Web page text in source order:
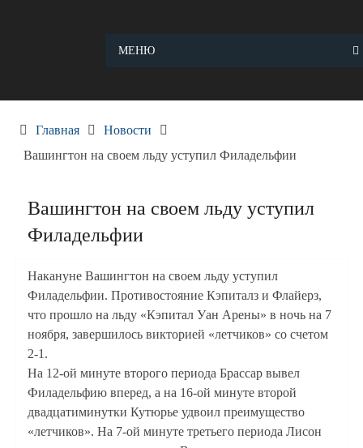
МЕНЮ
Главная
Новости
Вашингтон на своем льду уступил Филадельфии
Вашингтон на своем льду уступил
Филадельфии
Накануне Вашингтон на своем льду уступил
Филадельфии. Противостояние Кэпиталз и Флайерз,
что прошло на льду «Кэпитал Уан Арены» в ночь на 7
ноября, завершилось викторией «летчиков» со счетом
2-1.
На 12-ой минуте второго периода Брассар вывел
Филадельфию вперед, а на 16-ой минуте второй
двадцатиминутки Кутюрье удвоил преимущество
«летчиков». На 7-ой минуте третьего периода Лисон